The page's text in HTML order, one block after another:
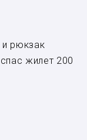
и рюкзак
жилет 200